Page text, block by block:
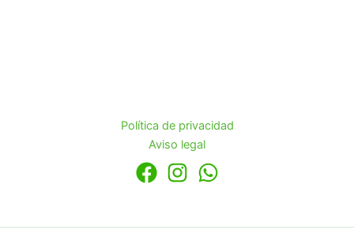
Política de privacidad
Aviso legal